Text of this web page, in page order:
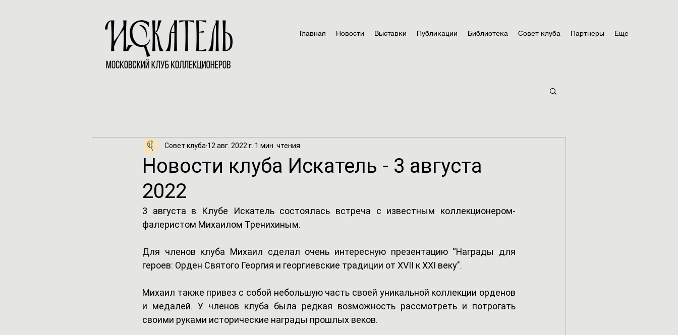
Главная Новости Выставки Публикации Библиотека Совет клуба Партнеры Еще
Новости клуба Искатель - 3 августа
2022
Совет клуба 12 авг. 2022 г. 1 мин. чтения
3 августа в Клубе Искатель состоялась встреча с известным коллекционером-
фалеристом Михаилом Тренихиным.
Для членов клуба Михаил сделал очень интересную презентацию “Награды для
героев: Орден Святого Георгия и георгиевские традиции от XVII к XXI веку".
Михаил также привез с собой небольшую часть своей уникальной коллекции орденов
и медалей. У членов клуба была редкая возможность рассмотреть и потрогать
своими руками исторические награды прошлых веков.